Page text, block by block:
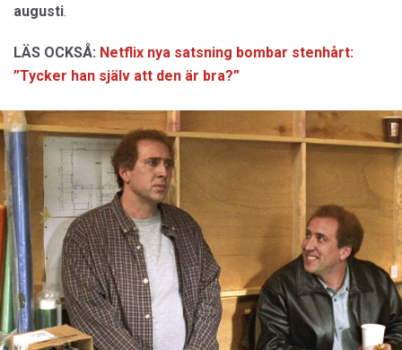
augusti.
LÄS OCKSÅ: Netflix nya satsning bombar stenhårt:
”Tycker han själv att den är bra?”